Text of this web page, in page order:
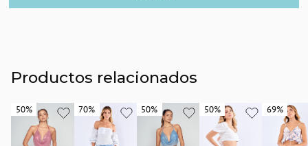
Productos relacionados
50%
50% 70%
70% 50%
50% 50%
50% 69%
69%